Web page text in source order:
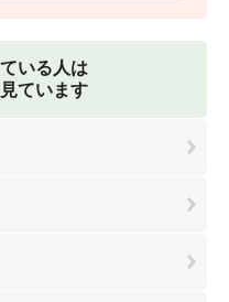
いる人は
ています